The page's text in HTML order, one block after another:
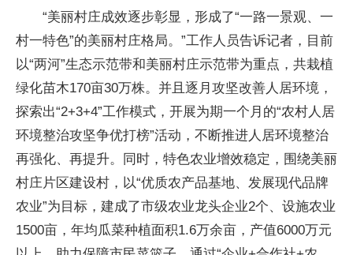
“美丽村庄成效逐步彰显，形成了“一路一景观、一
村一特色”的美丽村庄格局。”工作人员告诉记者，目前
以“两河”生态示范带和美丽村庄示范带为重点，共栽植
绿化苗木170亩30万株。并且逐月攻坚改善人居环境，
探索出“2+3+4”工作模式，开展为期一个月的“农村人居
环境整治攻坚争优打榜”活动，不断推进人居环境整治
再强化、再提升。同时，特色农业增效稳定，围绕美丽
村庄片区建设村，以“优质农产品基地、发展现代品牌
农业”为目标，建成了市级农业龙头企业2个、设施农业
1500亩，年均瓜菜种植面积1.6万余亩，产值6000万元